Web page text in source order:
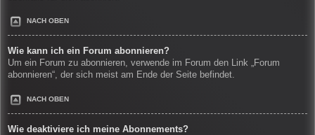
NACH OBEN
Wie kann ich ein Forum abonnieren?
Um ein Forum zu abonnieren, verwende im Forum den Link „Forum
abonnieren“, der sich meist am Ende der Seite befindet.
NACH OBEN
Wie deaktiviere ich meine Abonnements?